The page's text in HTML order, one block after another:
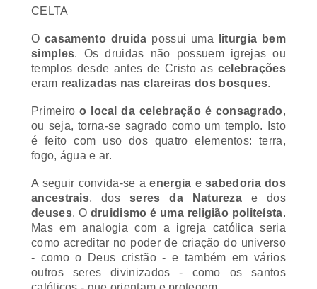
simples. Os druidas não possuem igrejas ou
templos desde antes de Cristo ascelebrações
eramrealizadas nas clareiras dos bosques.
ou seja, torna-se sagrado como um templo. Isto
é feito com uso dos quatro elementos: terra,
fogo, água e ar.
ancestrais, dosseres da Naturezae dos
deuses. Odruidismo é uma religião politeísta.
Mas em analogia com a igreja católica seria
como acreditar no poder de criação do universo
- como o Deus cristão - e também em vários
outros seres divinizados - como os santos
católicos - que orientam e protegem.